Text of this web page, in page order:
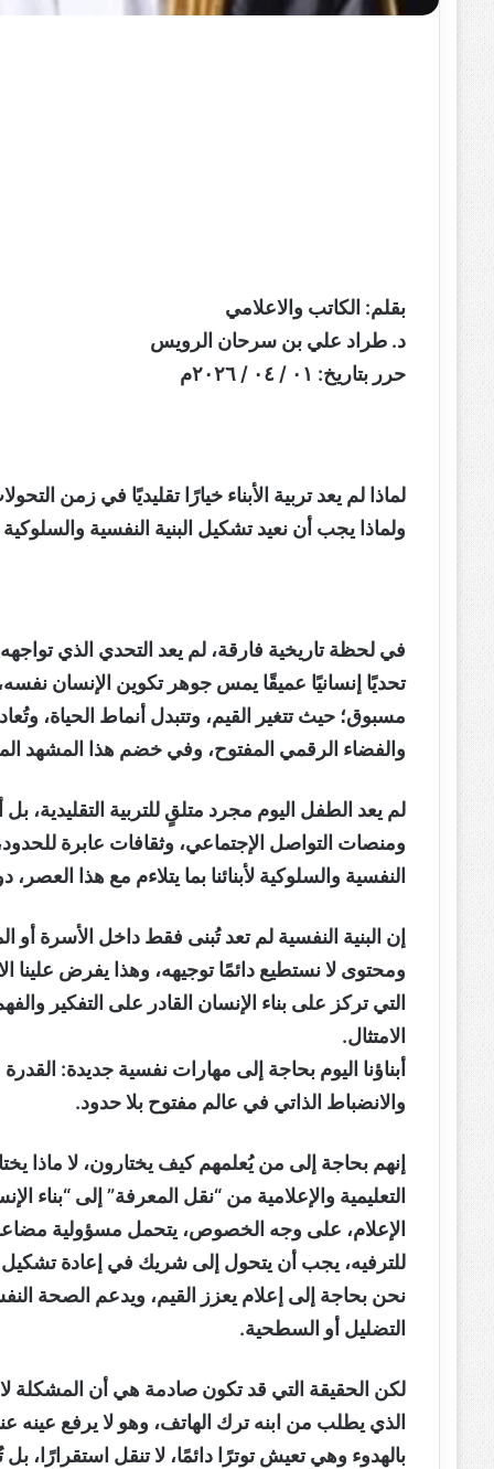
بقلم: الكاتب والاعلامي
د. طراد علي بن سرحان الرويس
حرر بتاريخ: ٠١ / ٠٤ / ٢٠٢٦م
لماذا لم يعد تربية الأبناء خيارًا تقليديًا في زمن
ولماذا يجب أن نعيد تشكيل البنية النفسية والسلوكية
في لحظة تاريخية فارقة، لم يعد التحدي الذي
تحديًا إنسانيًا عميقًا يمس جوهر تكوين الإنسان
مسبوق؛ حيث تتغير القيم، وتتبدل أنماط الحياة،
والفضاء الرقمي المفتوح، وفي خضم هذا المشهد
لم يعد الطفل اليوم مجرد متلقٍ للتربية التقليدية،
ومنصات التواصل الإجتماعي، وثقافات عابرة
النفسية والسلوكية لأبنائنا بما يتلاءم مع هذا
إن البنية النفسية لم تعد تُبنى فقط داخل الأسرة
ومحتوى لا نستطيع دائمًا توجيهه، وهذا يفرض علينا
التي تركز على بناء الإنسان القادر على التفكير
الامتثال.
أبناؤنا اليوم بحاجة إلى مهارات نفسية جديدة:
والانضباط الذاتي في عالم مفتوح بلا حدود.
إنهم بحاجة إلى من يُعلمهم كيف يختارون، لا ماذا
التعليمية والإعلامية من “نقل المعرفة” إلى “بناء
الإعلام، على وجه الخصوص، يتحمل مسؤولية
للترفيه، يجب أن يتحول إلى شريك في إعادة
نحن بحاجة إلى إعلام يعزز القيم، ويدعم الصحة
التضليل أو السطحية.
لكن الحقيقة التي قد تكون صادمة هي أن المشكلة لا
الذي يطلب من ابنه ترك الهاتف، وهو لا يرفع عينه
بالهدوء وهي تعيش توترًا دائمًا، لا تنقل استقرارًا،